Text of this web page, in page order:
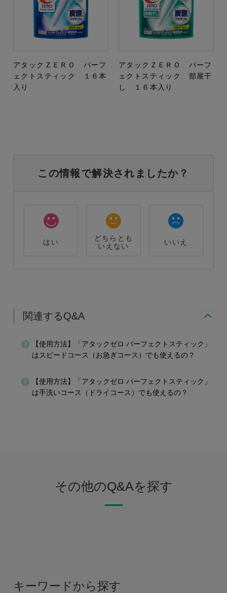
アタックＺＥＲＯ パーフ
ェクトスティック １６本
入り
アタックＺＥＲＯ パーフ
ェクトスティック 部屋干
し １６本入り
この情報で解決されましたか？
はい
どちらとも
いえない
いいえ
関連するQ&A
【使用方法】「アタックゼロ パーフェクトスティック」
はスピードコース（お急ぎコース）でも使えるの？
【使用方法】「アタックゼロ パーフェクトスティック」
は手洗いコース（ドライコース）でも使えるの？
その他のQ&Aを探す
キーワードから探す